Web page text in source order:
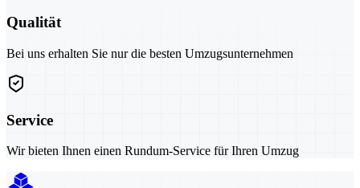
Qualität
Bei uns erhalten Sie nur die besten Umzugsunternehmen
Service
Wir bieten Ihnen einen Rundum-Service für Ihren Umzug